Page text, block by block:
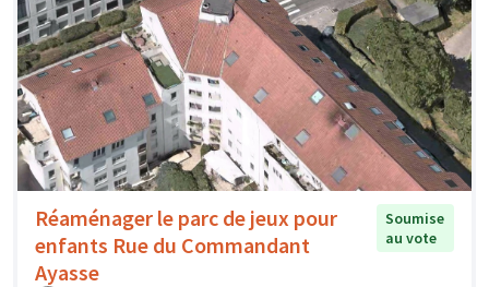
Réaménager le parc de jeux pour
enfants Rue du Commandant
Ayasse
Soumise
au vote